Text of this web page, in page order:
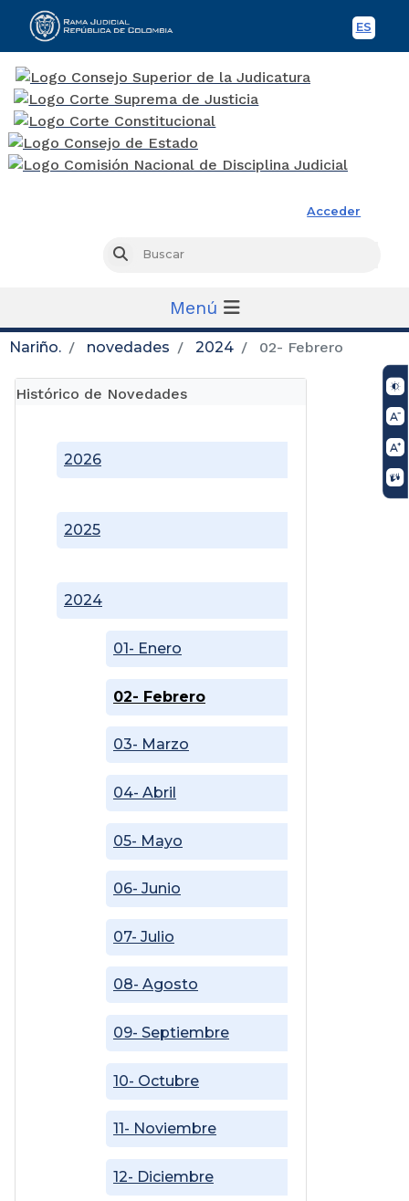
ES
Acceder
Buscar
Menú
Nariño. novedades 2024 02- Febrero
Histórico de Novedades
2024
01- Enero
02- Febrero
03- Marzo
04- Abril
05- Mayo
06- Junio
07- Julio
08- Agosto
09- Septiembre
10- Octubre
11- Noviembre
12- Diciembre
2025
2026